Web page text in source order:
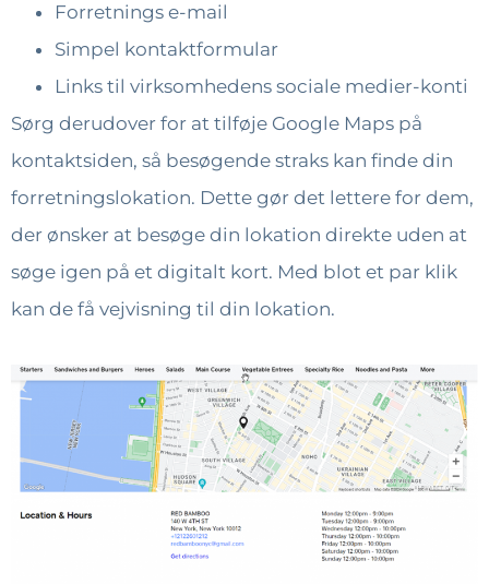
Forretnings e-mail
Simpel kontaktformular
Links til virksomhedens sociale medier-konti
Sørg derudover for at tilføje Google Maps på
kontaktsiden, så besøgende straks kan finde din
forretningslokation. Dette gør det lettere for dem,
der ønsker at besøge din lokation direkte uden at
søge igen på et digitalt kort. Med blot et par klik
kan de få vejvisning til din lokation.